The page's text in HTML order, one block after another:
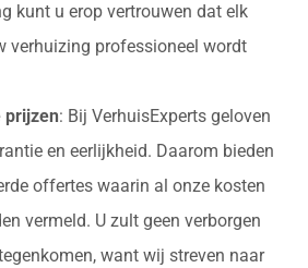
kunt u erop vertrouwen dat elk
verhuizing professioneel wordt
prijzen: Bij VerhuisExperts geloven
en eerlijkheid. Daarom bieden
offertes waarin al onze kosten
vermeld. U zult geen verborgen
want wij streven naar